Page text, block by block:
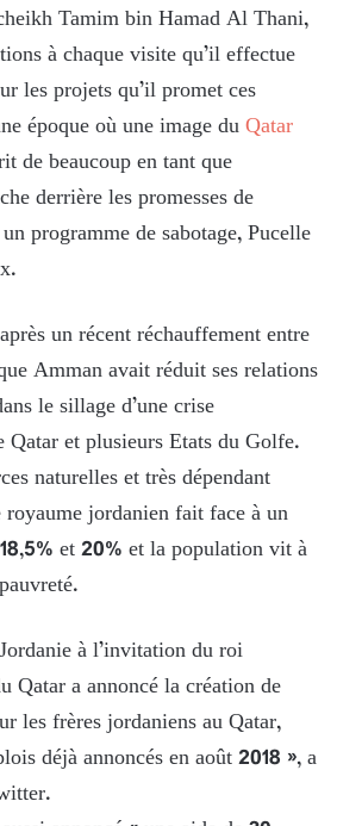
Tamim bin Hamad Al Thani,
à chaque visite qu’il effectue
les projets qu’il promet ces
époque où une image duQatar
de beaucoup en tant que
derrière les promesses de
programme de sabotage, Pucelle
un récent réchauffement entre
Amman avait réduit ses relations
le sillage d’une crise
et plusieurs Etats du Golfe.
naturelles et très dépendant
royaume jordanien fait face à un
et 20% et la population vit à
à l’invitation du roi
Qatar a annoncé la création de
les frères jordaniens au Qatar,
déjà annoncés en août 2018 », a